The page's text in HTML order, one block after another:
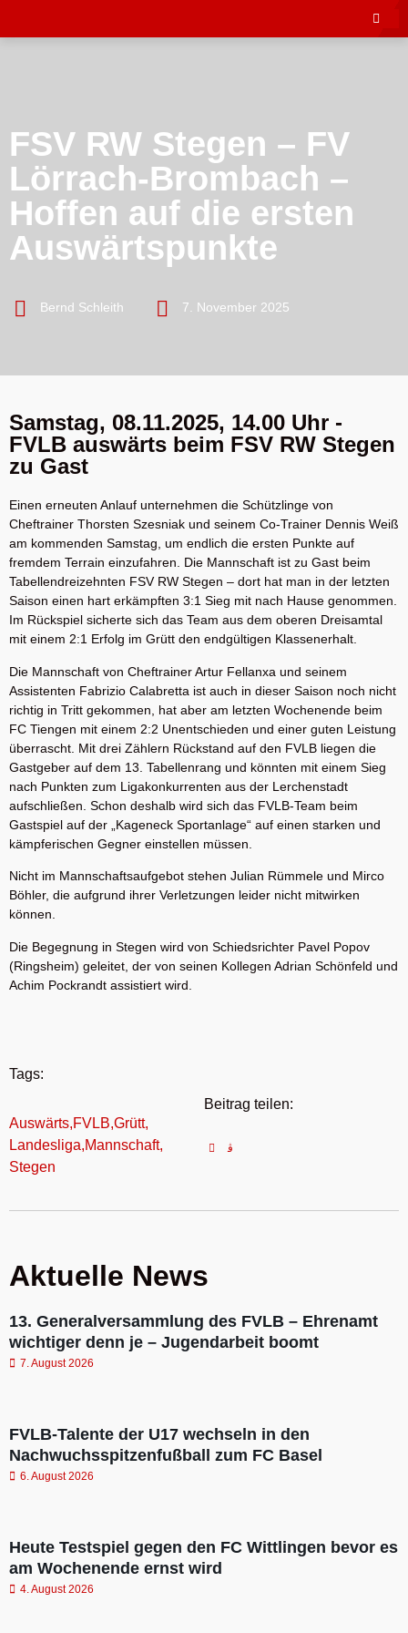
FSV RW Stegen – FV
Lörrach-Brombach –
Hoffen auf die ersten
Auswärtspunkte
Bernd Schleith 7. November 2025
Samstag, 08.11.2025, 14.00 Uhr -
FVLB auswärts beim FSV RW Stegen
zu Gast
Einen erneuten Anlauf unternehmen die Schützlinge von
Cheftrainer Thorsten Szesniak und seinem Co-Trainer Dennis Weiß
am kommenden Samstag, um endlich die ersten Punkte auf
fremdem Terrain einzufahren. Die Mannschaft ist zu Gast beim
Tabellendreizehnten FSV RW Stegen – dort hat man in der letzten
Saison einen hart erkämpften 3:1 Sieg mit nach Hause genommen.
Im Rückspiel sicherte sich das Team aus dem oberen Dreisamtal
mit einem 2:1 Erfolg im Grütt den endgültigen Klassenerhalt.
Die Mannschaft von Cheftrainer Artur Fellanxa und seinem
Assistenten Fabrizio Calabretta ist auch in dieser Saison noch nicht
richtig in Tritt gekommen, hat aber am letzten Wochenende beim
FC Tiengen mit einem 2:2 Unentschieden und einer guten Leistung
überrascht. Mit drei Zählern Rückstand auf den FVLB liegen die
Gastgeber auf dem 13. Tabellenrang und könnten mit einem Sieg
nach Punkten zum Ligakonkurrenten aus der Lerchenstadt
aufschließen. Schon deshalb wird sich das FVLB-Team beim
Gastspiel auf der „Kageneck Sportanlage“ auf einen starken und
kämpferischen Gegner einstellen müssen.
Nicht im Mannschaftsaufgebot stehen Julian Rümmele und Mirco
Böhler, die aufgrund ihrer Verletzungen leider nicht mitwirken
können.
Die Begegnung in Stegen wird von Schiedsrichter Pavel Popov
(Ringsheim) geleitet, der von seinen Kollegen Adrian Schönfeld und
Achim Pockrandt assistiert wird.
Tags:
Auswärts,FVLB,Grütt,
Landesliga,Mannschaft,
Stegen
Beitrag teilen:
Aktuelle News
13. Generalversammlung des FVLB – Ehrenamt
wichtiger denn je – Jugendarbeit boomt
7. August 2026
FVLB-Talente der U17 wechseln in den
Nachwuchsspitzenfußball zum FC Basel
6. August 2026
Heute Testspiel gegen den FC Wittlingen bevor es
am Wochenende ernst wird
4. August 2026